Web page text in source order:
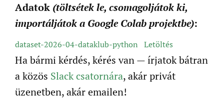
Adatok (töltsétek le, csomagoljátok ki,
importáljátok a Google Colab projektbe):
dataset-2026-04-dataklub-python Letöltés
Ha bármi kérdés, kérés van — írjatok bátran
a közös Slack csatornára, akár privát
üzenetben, akár emailen!